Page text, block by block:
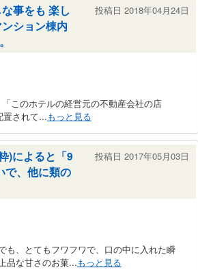
事をも 楽し
ション棟内
投稿日 2018年04月24日
このホテルの経営元の不動産会社の店
置されて...もっと見る
)によると「9
で、他に類の
投稿日 2017年05月03日
も、とてもフワフワで、口の中に入れた瞬
品な甘さのお菓...もっと見る